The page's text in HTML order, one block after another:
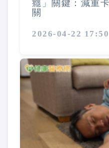
癮」關鍵：減重
關
2026-04-22 17:50